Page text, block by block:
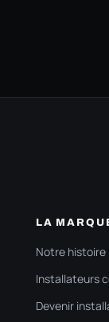
LA
Notre histoire
Installateurs
Devenir